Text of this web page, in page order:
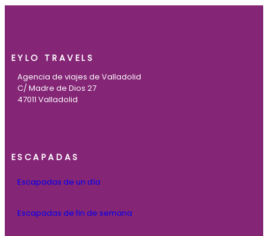
EYLO TRAVELS
Agencia de viajes de Valladolid
C/ Madre de Dios 27
47011 Valladolid
ESCAPADAS
Escapadas de un día
Escapadas de fin de semana